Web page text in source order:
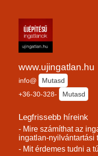
www.ujingatlan.hu
info@
Mutasd
+36-30-328-
Mutasd
Legfrissebb híreink
- Mire számíthat az
ingatlan-nyilvántartási
- Mit érdemes tudni a